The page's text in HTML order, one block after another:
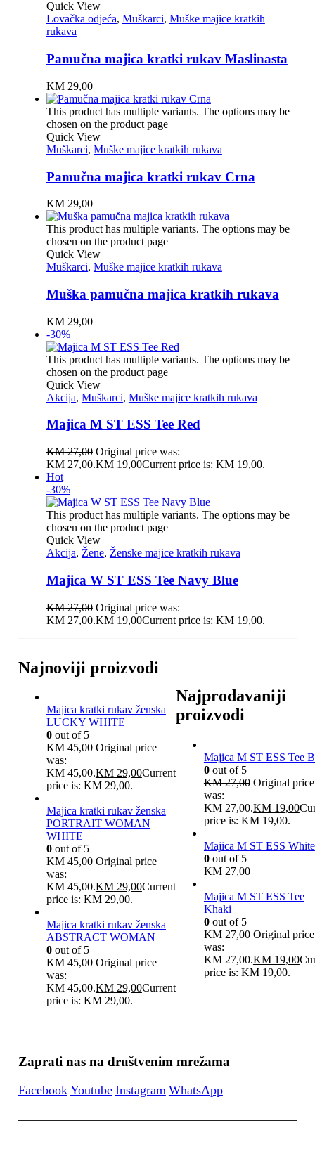
Quick View
Lovačka odjeća, Muškarci, Muške majice kratkih
rukava
Pamučna majica kratki rukav Maslinasta
KM29,00
This product has multiple variants. The options may be
chosen on the product page
Quick View
Muškarci, Muške majice kratkih rukava
Pamučna majica kratki rukav Crna
KM29,00
This product has multiple variants. The options may be
chosen on the product page
Quick View
Muškarci, Muške majice kratkih rukava
Muška pamučna majica kratkih rukava
KM29,00
-30%
This product has multiple variants. The options may be
chosen on the product page
Quick View
Akcija, Muškarci, Muške majice kratkih rukava
Majica M ST ESS Tee Red
KM27,00 Original price was:
KM 27,00.KM19,00Current price is: KM 19,00.
Hot
-30%
This product has multiple variants. The options may be
chosen on the product page
Quick View
Akcija, Žene, Ženske majice kratkih rukava
Majica W ST ESS Tee Navy Blue
KM27,00 Original price was:
KM 27,00.KM19,00Current price is: KM 19,00.
Najnoviji proizvodi
Majica kratki rukav ženska
LUCKY WHITE
0out of 5
KM45,00 Original price
was:
KM 45,00.KM29,00Current
price is: KM 29,00.
Majica kratki rukav ženska
PORTRAIT WOMAN
WHITE
0out of 5
KM45,00 Original price
was:
KM 45,00.KM29,00Current
price is: KM 29,00.
Majica kratki rukav ženska
ABSTRACT WOMAN
0out of 5
KM45,00 Original price
was:
KM 45,00.KM29,00Current
price is: KM 29,00.
Najprodavaniji
proizvodi
Majica M ST ESS Tee
0out of 5
KM27,00 Original price
was:
KM 27,00.KM19,00
price is: KM 19,00.
Majica M ST ESS White
0out of 5
KM27,00
Majica M ST ESS Tee
Khaki
0out of 5
KM27,00 Original price
was:
KM 27,00.KM19,00
price is: KM 19,00.
Zaprati nas na društvenim mrežama
Facebook Youtube Instagram WhatsApp